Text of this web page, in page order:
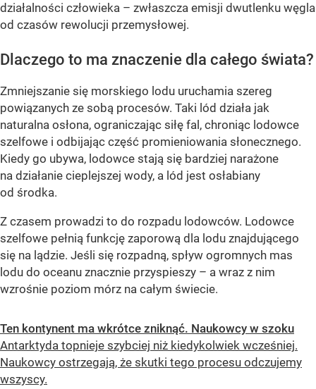
działalności człowieka – zwłaszcza emisji dwutlenku węgla
od czasów rewolucji przemysłowej.
Dlaczego to ma znaczenie dla całego świata?
Zmniejszanie się morskiego lodu uruchamia szereg
powiązanych ze sobą procesów. Taki lód działa jak
naturalna osłona, ograniczając siłę fal, chroniąc lodowce
szelfowe i odbijając część promieniowania słonecznego.
Kiedy go ubywa, lodowce stają się bardziej narażone
na działanie cieplejszej wody, a lód jest osłabiany
od środka.
Z czasem prowadzi to do rozpadu lodowców. Lodowce
szelfowe pełnią funkcję zaporową dla lodu znajdującego
się na lądzie. Jeśli się rozpadną, spływ ogromnych mas
lodu do oceanu znacznie przyspieszy – a wraz z nim
wzrośnie poziom mórz na całym świecie.
Ten kontynent ma wkrótce zniknąć. Naukowcy w szoku
Antarktyda topnieje szybciej niż kiedykolwiek wcześniej.
Naukowcy ostrzegają, że skutki tego procesu odczujemy
wszyscy.